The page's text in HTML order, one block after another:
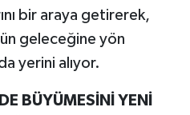
bir araya getirerek,
geleceğine yön
yerini alıyor.
BÜYÜMESİNİ YENİ